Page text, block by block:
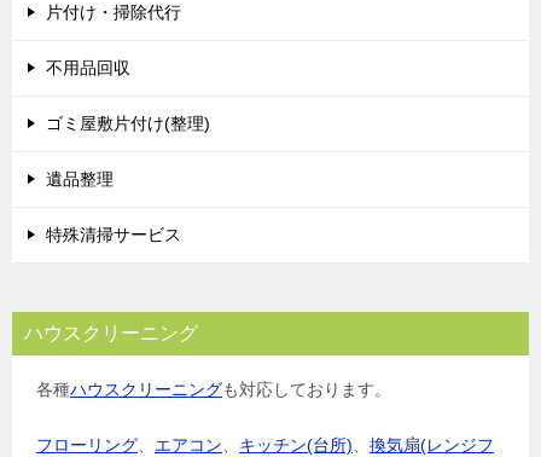
ー
シ
片付け・掃除代行
不用品回収
ゴミ屋敷片付け(整理)
遺品整理
特殊清掃サービス
ハウスクリーニング
各種ハウスクリーニングも対応しております。
フローリング、 エアコン、 キッチン(台所)、 換気扇(レンジフ